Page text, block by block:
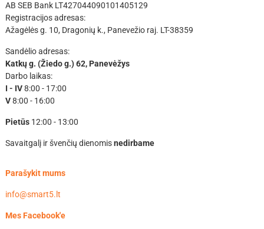
AB SEB Bank LT427044090101405129
Registracijos adresas:
Ažagėlės g. 10, Dragonių k., Panevežio raj. LT-38359
Sandėlio adresas:
Katkų g. (Žiedo g.) 62, Panevėžys
Darbo laikas:
I - IV8:00 - 17:00
V8:00 - 16:00
Pietūs12:00 - 13:00
Savaitgalį ir švenčių dienomisnedirbame
Parašykit mums
info@smart5.lt
Mes Facebook'e